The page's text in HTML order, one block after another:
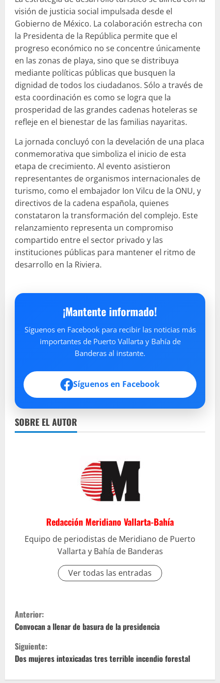
visión de justicia social impulsada desde el
Gobierno de México. La colaboración estrecha con
la Presidenta de la República permite que el
progreso económico no se concentre únicamente
en las zonas de playa, sino que se distribuya
mediante políticas públicas que busquen la
dignidad de todos los ciudadanos. Sólo a través de
esta coordinación es como se logra que la
prosperidad de las grandes cadenas hoteleras se
refleje en el bienestar de las familias nayaritas.
La jornada concluyó con la develación de una placa
conmemorativa que simboliza el inicio de esta
etapa de crecimiento. Al evento asistieron
representantes de organismos internacionales de
turismo, como el embajador Ion Vilcu de la ONU, y
directivos de la cadena española, quienes
constataron la transformación del complejo. Este
relanzamiento representa un compromiso
compartido entre el sector privado y las
instituciones públicas para mantener el ritmo de
desarrollo en la Riviera.
¡Mantente informado!
Síguenos en Facebook para recibir las noticias más
importantes de Puerto Vallarta y Bahía de
Banderas al instante.
Síguenos en Facebook
SOBRE EL AUTOR
Redacción Meridiano Vallarta-Bahía
Equipo de periodistas de Meridiano de Puerto
Vallarta y Bahía de Banderas
Ver todas las entradas
S
i
g
Anterior:
Convocan a llenar de basura de la presidencia
Siguiente:
Dos mujeres intoxicadas tres terrible incendio forestal